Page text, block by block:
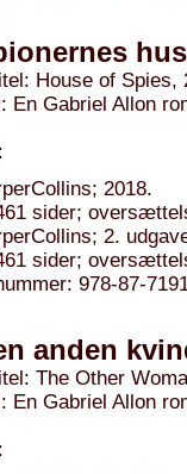
House of Spies,
En Gabriel Allon
2018.
sider;
2.
sider;
978-87-
anden
The Other
En Gabriel Allon